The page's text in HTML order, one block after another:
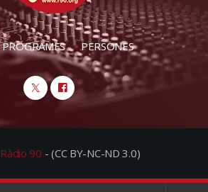
PROGRAMES PERSONES
Ràdio 90 - (CC BY-NC-ND 3.0)